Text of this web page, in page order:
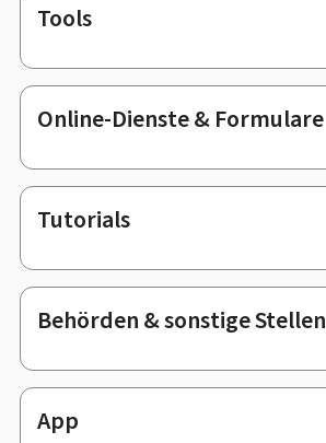
Footer
Tools
Online-Dienste & Formulare
Tutorials
Behörden & sonstige Stellen
App